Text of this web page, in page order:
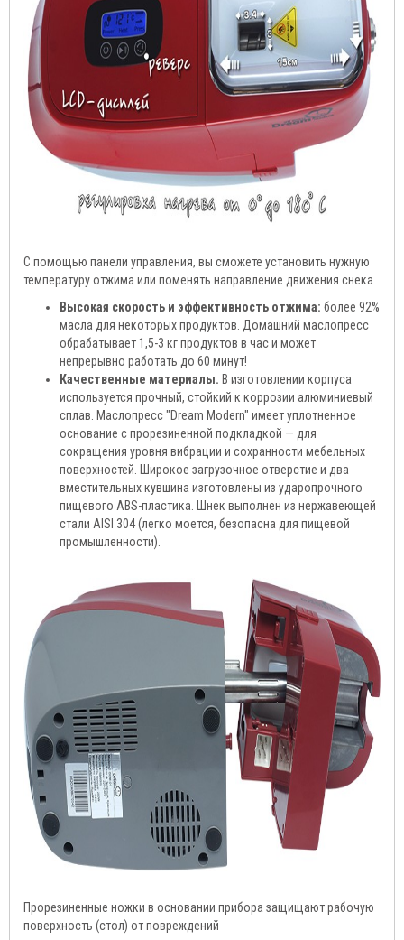
С помощью панели управления, вы сможете установить нужную
температуру отжима или поменять направление движения снека
Высокая скорость и эффективность отжима: более 92%
масла для некоторых продуктов. Домашний маслопресс
обрабатывает 1,5-3 кг продуктов в час и может
непрерывно работать до 60 минут!
Качественные материалы. В изготовлении корпуса
используется прочный, стойкий к коррозии алюминиевый
сплав. Маслопресс "Dream Modern" имеет уплотненное
основание с прорезиненной подкладкой — для
сокращения уровня вибрации и сохранности мебельных
поверхностей. Широкое загрузочное отверстие и два
вместительных кувшина изготовлены из ударопрочного
пищевого ABS-пластика. Шнек выполнен из нержавеющей
стали AISI 304 (легко моется, безопасна для пищевой
промышленности).
Прорезиненные ножки в основании прибора защищают рабочую
поверхность (стол) от повреждений